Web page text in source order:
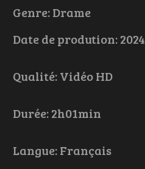
Genre: Drame
Date de prodution: 2024
Qualité: Vidéo HD
Durée: 2h01min
Langue: Français